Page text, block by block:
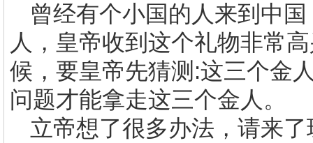
曾经有个小国的人来到中
人，皇帝收到这个礼物非常
候，要皇帝先猜测 :这三个金
问题才能拿走这三个金人。
立帝想了很多办法，请来